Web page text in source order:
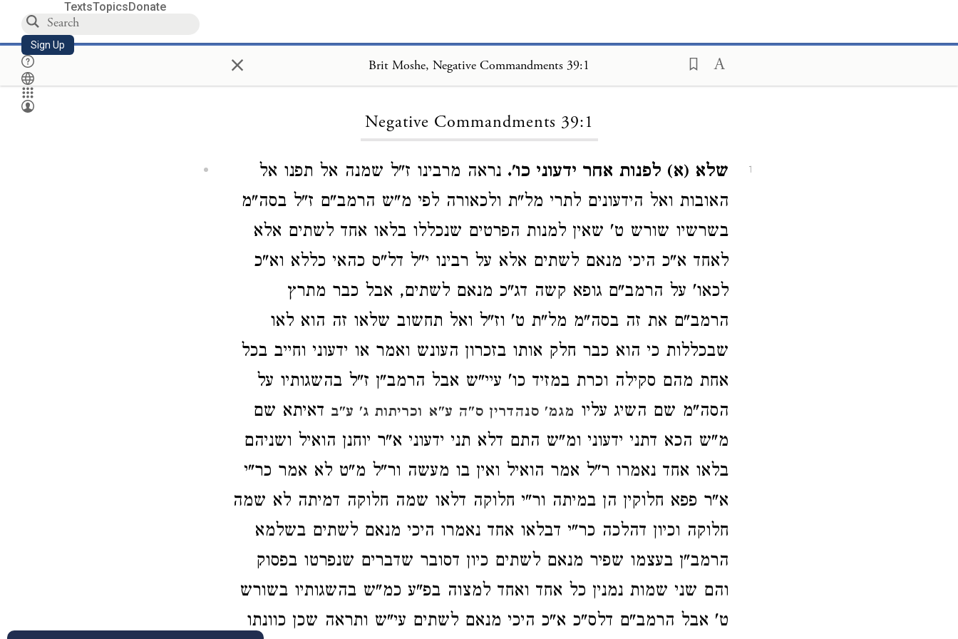
TextsTopicsDonate
Sign Up × Brit Moshe, Negative Commandments 39:1
Negative Commandments 39:1
1 שלא (א) לפנות אחר ידעוני כו'. נראה מרבינו ז"ל שמנה אל תפנו אל
האובות ואל הידעונים לתרי מל"ת ולכאורה לפי מ"ש הרמב"ם ז"ל בסה"מ
בשרשיו שורש ט' שאין למנות הפרטים שנכללו בלאו אחד לשתים אלא
לאחד א"כ היכי מנאם לשתים אלא על רבינו י"ל דל"ס כהאי כללא וא"כ
לכאו' על הרמב"ם גופא קשה דג"כ מנאם לשתים, אבל כבר מתרץ
הרמב"ם את זה בסה"מ מל"ת ט' וז"ל ואל תחשוב שלאו זה הוא לאו
שבכללות כי הוא כבר חלק אותו בזכרון העונש ואמר או ידעוני וחייב בכל
אחת מהם סקילה וכרת במזיד כו' עיי"ש אבל הרמב"ן ז"ל בהשגותיו על
הסה"מ שם השיג עליו מגמ' סנהדרין ס"ה ע"א וכריתות ג' ע"ב דאיתא שם
מ"ש הכא דתני ידעוני ומ"ש התם דלא תני ידעוני א"ר יוחנן הואיל ושניהם
בלאו אחד נאמרו ר"ל אמר הואיל ואין בו מעשה ור"ל מ"ט לא אמר כר"י
א"ר פפא חלוקין הן במיתה ור"י חלוקה דלאו שמה חלוקה דמיתה לא שמה
חלוקה וכיון דהלכה כר"י דבלאו אחד נאמרו היכי מנאם לשתים בשלמא
הרמב"ן בעצמו שפיר מנאם לשתים כיון דסובר שדברים שנפרטו בפסוק
והם שני שמות נמנין כל אחד ואחד למצוה בפ"ע כמ"ש בהשגותיו בשורש
ט' אבל הרמב"ם דלס"כ א"כ היכי מנאם לשתים עי"ש ותראה שכן כוונתו